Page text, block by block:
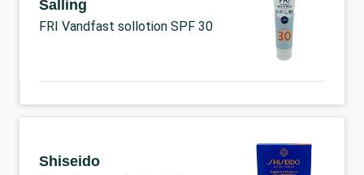
Salling
FRI Vandfast sollotion SPF 30
Shiseido